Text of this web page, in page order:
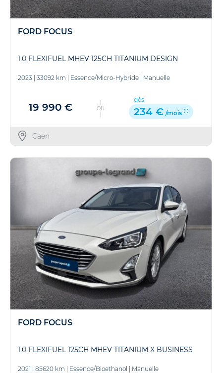
FORD FOCUS
1.0 FLEXIFUEL MHEV 125CH TITANIUM DESIGN
2023 | 33092 km | Essence/Micro-Hybride | Manuelle
19 990 € OU
dès
234 € /mois
Caen
FORD FOCUS
1.0 FLEXIFUEL 125CH MHEV TITANIUM X BUSINESS
2021 85620 km Essence/Bioethanol Manuelle